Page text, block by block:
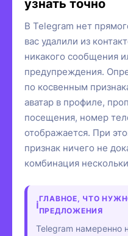
узнать точно
В Telegram нет
вас удалили из
никакого сообщения
предупреждения.
по косвенным
аватар в профиле,
посещения, номер
отображается. При
признак ничего не
комбинация
ГЛАВНОЕ, ЧТО
ПРЕДЛОЖЕНИЯ
Telegram намеренно